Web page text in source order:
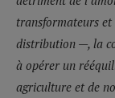
transformateurs
distribution —, la
à opérer un
agriculture et de